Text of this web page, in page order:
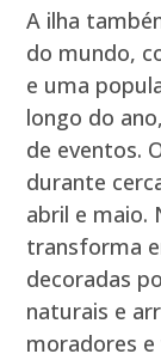
A ilha
do mundo,
e uma
longo do
de eventos.
durante
abril e maio.
transforma
decoradas
naturais e
moradores